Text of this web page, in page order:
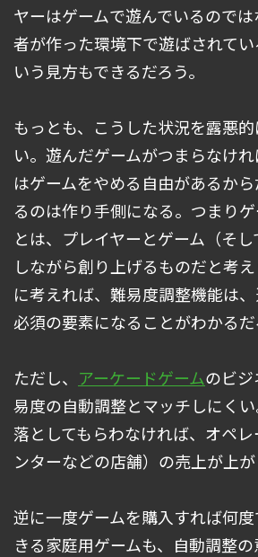
ヤーはゲームで遊んでいるので
者が作った環境下で遊ばされて
いう見方もできるだろう。
もっとも、こうした状況を露悪
い。遊んだゲームがつまらなけ
はゲームをやめる自由があるか
るのは作り手側になる。つまり
とは、プレイヤーとゲーム（そ
しながら創り上げるものだと考
に考えれば、難易度調整機能は
必須の要素になることがわかるだ
ただし、 アーケードゲームのビ
易度の自動調整とマッチしにく
落としてもらわなければ、オペ
ンターなどの店舗）の売上が上が
逆に一度ゲームを購入すれば何
きる家庭用ゲームも、自動調整の